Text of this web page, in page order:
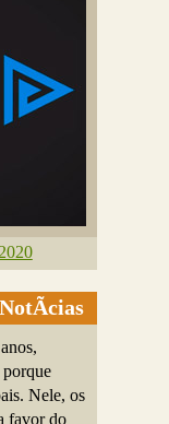
NotÃ­cias
Nele, os
favor do